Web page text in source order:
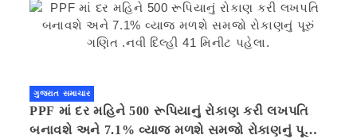
ગુજરાત સમાચાર
PPF માં દર મહિને 500 રૂપિયાનું રોકાણ કરી લખપતિ
બનાવશે અને 7.1% વ્યાજ મળશે સમજો રોકાણનું પૂરું